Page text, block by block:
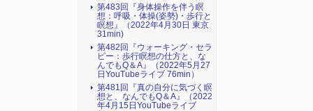
第483回『身体操作を伴う瞑
想：呼吸・体操(姿勢)・歩行と
瞑想』（2022年4月30日 東京
31min)
第482回『ウォーキング・セラ
ピー：歩行瞑想の仕方と、な
んでもQ＆A』（2022年5月27
日YouTubeライブ 76min）
第481回『真の自分に気づく瞑
想と、なんでもQ＆A』（2022
年4月15日YouTubeライブ